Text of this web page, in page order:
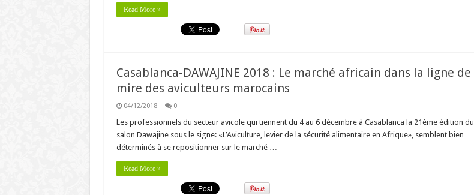
Read More »
Casablanca-DAWAJINE 2018 : Le marché africain dans la ligne de
mire des aviculteurs marocains
04/12/2018 0
Les professionnels du secteur avicole qui tiennent du 4 au 6 décembre à Casablanca la 21ème édition du
salon Dawajine sous le signe: «L’Aviculture, levier de la sécurité alimentaire en Afrique», semblent bien
déterminés à se repositionner sur le marché …
Read More »